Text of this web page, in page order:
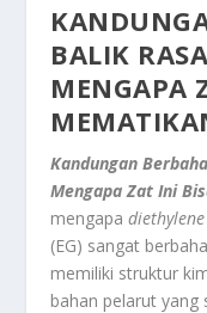
BALIK
MENGAPA
Kandungan
Mengapa Zat Ini
mengapa
(EG) sangat
memiliki struktur
bahan pelarut yang